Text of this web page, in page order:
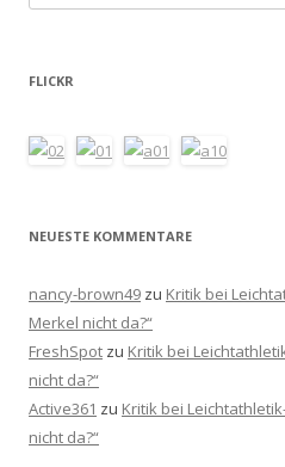
nach:
FLICKR
NEUESTE KOMMENTARE
nancy-brown49 zu Kritik bei
Merkel nicht da?“
FreshSpot zu Kritik bei
nicht da?“
Active361 zu Kritik bei
nicht da?“